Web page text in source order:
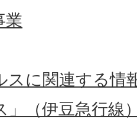
業
スに関連する情
」（伊豆急行線